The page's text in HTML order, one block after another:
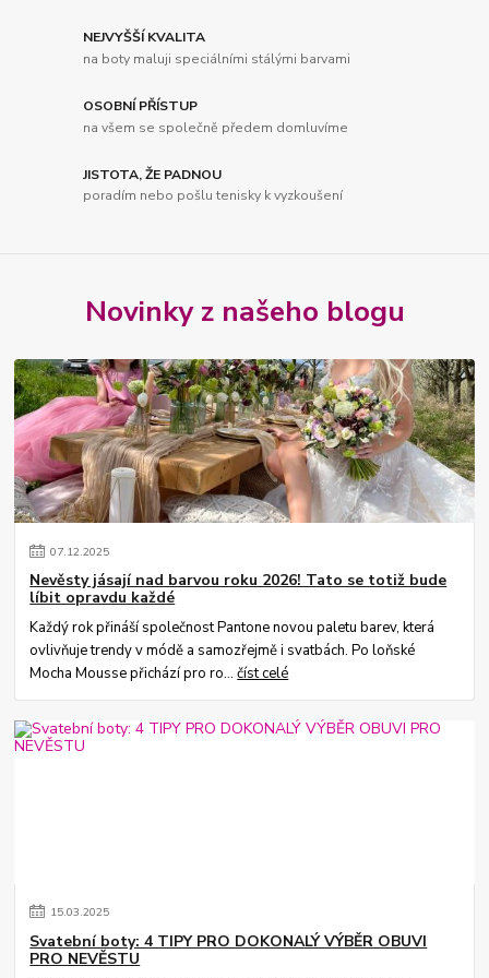
NEJVYŠŠÍ KVALITA
na boty maluji speciálními stálými barvami
OSOBNÍ PŘÍSTUP
na všem se společně předem domluvíme
JISTOTA, ŽE PADNOU
poradím nebo pošlu tenisky k vyzkoušení
Novinky z našeho blogu
07.12.2025
Nevěsty jásají nad barvou roku 2026! Tato se totiž bude
líbit opravdu každé
Každý rok přináší společnost Pantone novou paletu barev, která
ovlivňuje trendy v módě a samozřejmě i svatbách. Po loňské
Mocha Mousse přichází pro ro...číst celé
15.03.2025
Svatební boty: 4 TIPY PRO DOKONALÝ VÝBĚR OBUVI
PRO NEVĚSTU